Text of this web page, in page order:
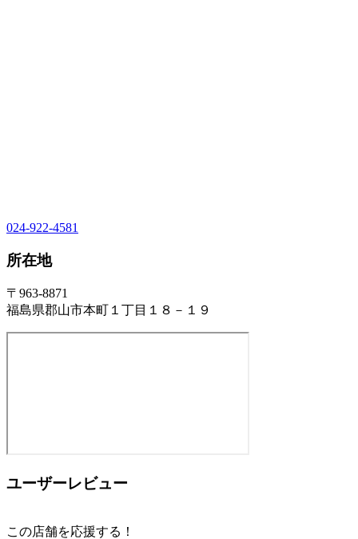
024-922-4581
所在地
〒963-8871
福島県郡山市本町１丁目１８－１９
ユーザーレビュー
この店舗を応援する！